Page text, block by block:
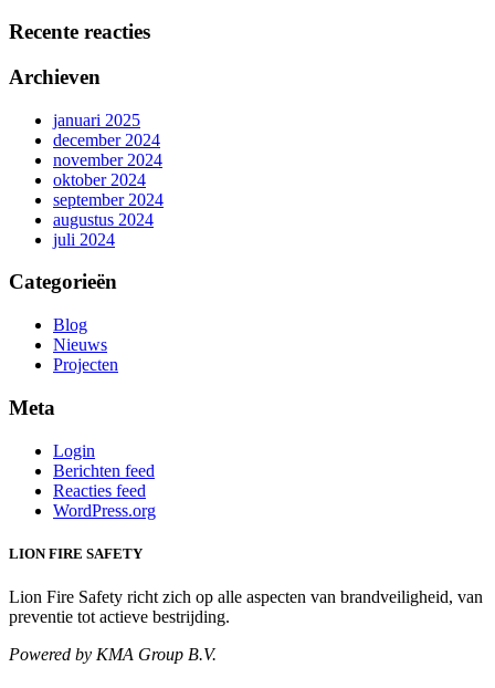
Recente reacties
Archieven
januari 2025
december 2024
november 2024
oktober 2024
september 2024
augustus 2024
juli 2024
Categorieën
Blog
Nieuws
Projecten
Meta
Login
Berichten feed
Reacties feed
WordPress.org
LION FIRE SAFETY
Lion Fire Safety richt zich op alle aspecten van brandveiligheid, van
preventie tot actieve bestrijding.
Powered by KMA Group B.V.